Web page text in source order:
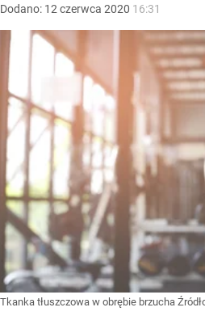
Dodano: 12 czerwca 2020 16:31
Tkanka tłuszczowa w obrębie brzucha